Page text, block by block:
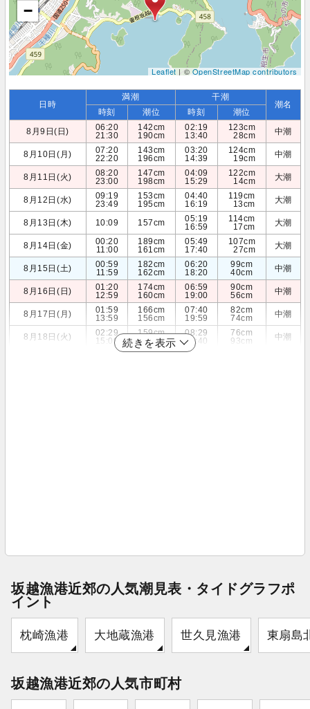
−
Leaflet| ©OpenStreetMap contributors
日時
満潮 干潮
潮名
時刻 潮位 時刻
潮位
8月9日(日)
06:20
21:30
142cm
190cm
02:19
13:40
123cm
28cm
中潮
8月10日(月)
07:20
22:20
143cm
196cm
03:20
14:39
124cm
19cm
中潮
8月11日(火)
08:20
23:00
147cm
198cm
04:09
15:29
122cm
14cm
大潮
8月12日(水)
09:19
23:49
153cm
195cm
04:40
16:19
119cm
13cm
大潮
8月13日(木) 10:09 157cm
05:19
16:59
114cm
17cm
大潮
8月14日(金)
00:20
11:00
189cm
161cm
05:49
17:40
107cm
27cm
大潮
8月15日(土)
00:59
11:59
182cm
162cm
06:20
18:20
99cm
40cm
中潮
8月16日(日)
01:20
12:59
174cm
160cm
06:59
19:00
90cm
56cm
中潮
8月17日(月)
01:59
13:59
166cm
156cm
07:40
19:59
82cm
74cm
中潮
8月18日(火)
02:29
15:09
159cm
153cm
08:29
20:40
76cm
93cm
中潮
続きを表示
坂越漁港近郊の人気潮見表・タイドグラフポ
イント
枕崎漁港 大地蔵漁港 世久見漁港 東扇島
坂越漁港近郊の人気市町村